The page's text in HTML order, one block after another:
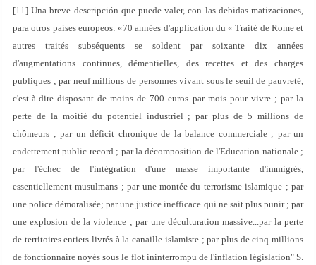
[11] Una breve descripción que puede valer, con las debidas matizaciones,
para otros países europeos: «70 années d'application du « Traité de Rome et
autres traités subséquents se soldent par soixante dix années
d'augmentations continues, démentielles, des recettes et des charges
publiques ; par neuf millions de personnes vivant sous le seuil de pauvreté,
c'est-à-dire disposant de moins de 700 euros par mois pour vivre ; par la
perte de la moitié du potentiel industriel ; par plus de 5 millions de
chômeurs ; par un déficit chronique de la balance commerciale ; par un
endettement public record ; par la décomposition de l'Education nationale ;
par l'échec de l'intégration d'une masse importante d'immigrés,
essentiellement musulmans ; par une montée du terrorisme islamique ; par
une police démoralisée; par une justice inefficace qui ne sait plus punir ; par
une explosion de la violence ; par une déculturation massive...par la perte
de territoires entiers livrés à la canaille islamiste ; par plus de cinq millions
de fonctionnaire noyés sous le flot ininterrompu de l'inflation législation" S.